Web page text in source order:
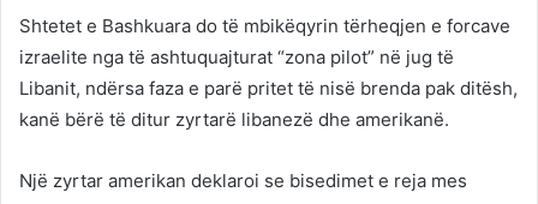
Shtetet e Bashkuara do të mbikëqyrin tërheqjen e forcave
izraelite nga të ashtuquajturat “zona pilot” në jug të
Libanit, ndërsa faza e parë pritet të nisë brenda pak ditësh,
kanë bërë të ditur zyrtarë libanezë dhe amerikanë.
Një zyrtar amerikan deklaroi se bisedimet e reja mes